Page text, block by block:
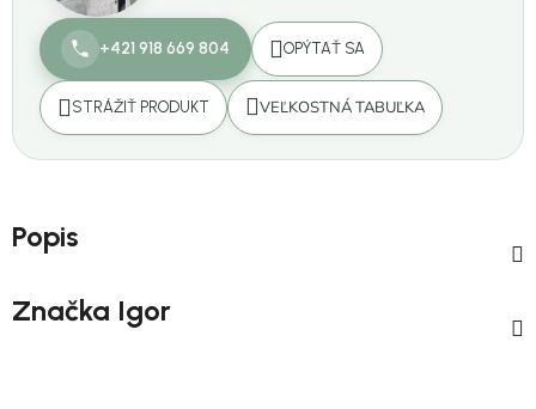
+421 918 669 804 OPÝTAŤ SA
STRÁŽIŤ PRODUKT VEĽKOSTNÁ TABUĽKA
Popis
Značka Igor